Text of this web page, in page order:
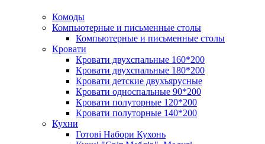
Комоды
Компьютерные и письменные столы
Компьютерные и письменные столы
Кровати
Кровати двухспальные 160*200
Кровати двухспальные 180*200
Кровати детские двухъярусные
Кровати односпальные 90*200
Кровати полуторные 120*200
Кровати полуторные 140*200
Кухни
Готові Набори Кухонь